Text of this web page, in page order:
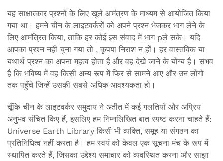
यह साक्षात्कार प्रश्नों के लिए खुले आमंत्रण के माध्यम से आयोजित किया
गया था। हमने चीन के लाइटवर्करों को अपने प्रश्न भेजकर भाग लेने के
लिए आमंत्रित किया, ताकि हर कोई इस संवाद में भाग pले सके। यदि
आपका प्रश्न नहीं चुना गया तो , कृपया निराश न हों। हर वास्तविक या
यथार्थ प्रश्न का अपना महत्व होता है और वह देखे जाने के योग्य है। संभव
है कि भविष्य में वह किसी अन्य रूप में फिर से सामने आए और उन लोगों
तक पहुँचे जिन्हें उसकी सबसे अधिक आवश्यकता हो।
चूँकि चीन के लाइटवर्कर समुदाय ने अतीत में कई गलतियाँ और अप्रिय
अनुभव संचित किए हैं, इसलिए हम निम्नलिखित बात स्पष्ट करना चाहते हैं:
Universe Earth Library किसी भी व्यक्ति, समूह या संगठन का
प्रतिनिधित्व नहीं करता है। हम स्वयं को केवल एक सूचना मंच के रूप में
स्थापित करते हैं, जिसका उद्देश्य समाचार को व्यवस्थित करना और साझा